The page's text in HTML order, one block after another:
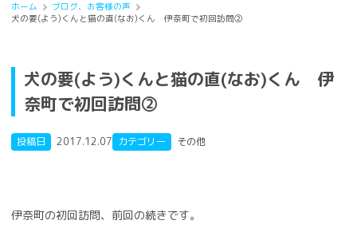
ホーム
ブログ、お客様の声
犬の要(よう)くんと猫の直(なお)くん 伊奈町で初回訪問②
犬の要(よう)くんと猫の直(なお)くん 伊
奈町で初回訪問②
投稿日 2017.12.07 カテゴリー その他
伊奈町の初回訪問、前回の続きです。